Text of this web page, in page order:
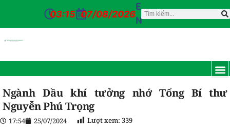
03:15 07/08/2026
E
N
Ngành Dầu khí tưởng nhớ Tổng Bí thư
Nguyễn Phú Trọng
17:54 25/07/2024 Lượt xem: 339